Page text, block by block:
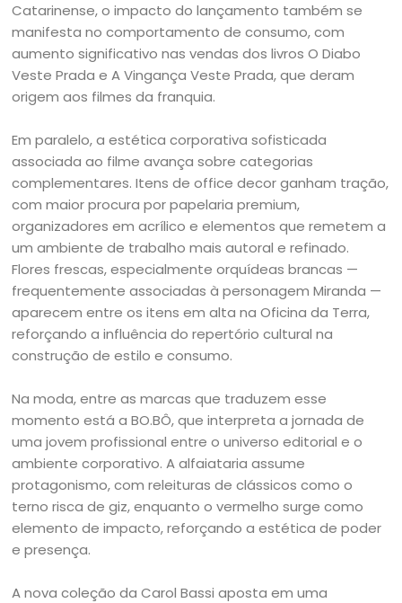
Catarinense, o impacto do lançamento também se
manifesta no comportamento de consumo, com
aumento significativo nas vendas dos livros O Diabo
Veste Prada e A Vingança Veste Prada, que deram
origem aos filmes da franquia.
Em paralelo, a estética corporativa sofisticada
associada ao filme avança sobre categorias
complementares. Itens de office decor ganham tração,
com maior procura por papelaria premium,
organizadores em acrílico e elementos que remetem a
um ambiente de trabalho mais autoral e refinado.
Flores frescas, especialmente orquídeas brancas —
frequentemente associadas à personagem Miranda —
aparecem entre os itens em alta na Oficina da Terra,
reforçando a influência do repertório cultural na
construção de estilo e consumo.
Na moda, entre as marcas que traduzem esse
momento está a BO.BÔ, que interpreta a jornada de
uma jovem profissional entre o universo editorial e o
ambiente corporativo. A alfaiataria assume
protagonismo, com releituras de clássicos como o
terno risca de giz, enquanto o vermelho surge como
elemento de impacto, reforçando a estética de poder
e presença.
A nova coleção da Carol Bassi aposta em uma